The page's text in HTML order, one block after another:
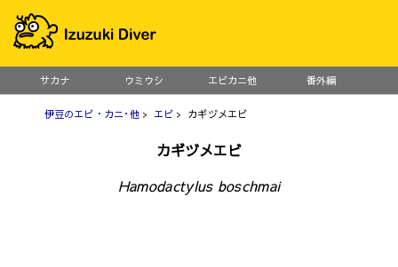
サカナ ウミウシ エビカニ他 番外編
伊豆のエビ・カニ･他> エビ > カギヅメエビ
カギヅメエビ
Hamodactylus boschmai